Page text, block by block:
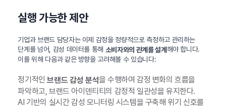
실행 가능한 제안
기업과 브랜드 담당자는 이제 감정을 정량적으로 측정하고 관리하는
단계를 넘어, 감성 데이터를 통해 소비자와의 관계를 설계 해야 합니다.
이를 위해 다음과 같은 방향을 고려해볼 수 있습니다:
정기적인브랜드 감성 분석을 수행하여 감정 변화의 흐름을
파악하고, 브랜드 아이덴티티의 감정적 일관성을 유지한다.
AI 기반의 실시간 감성 모니터링 시스템을 구축해 위기 신호를